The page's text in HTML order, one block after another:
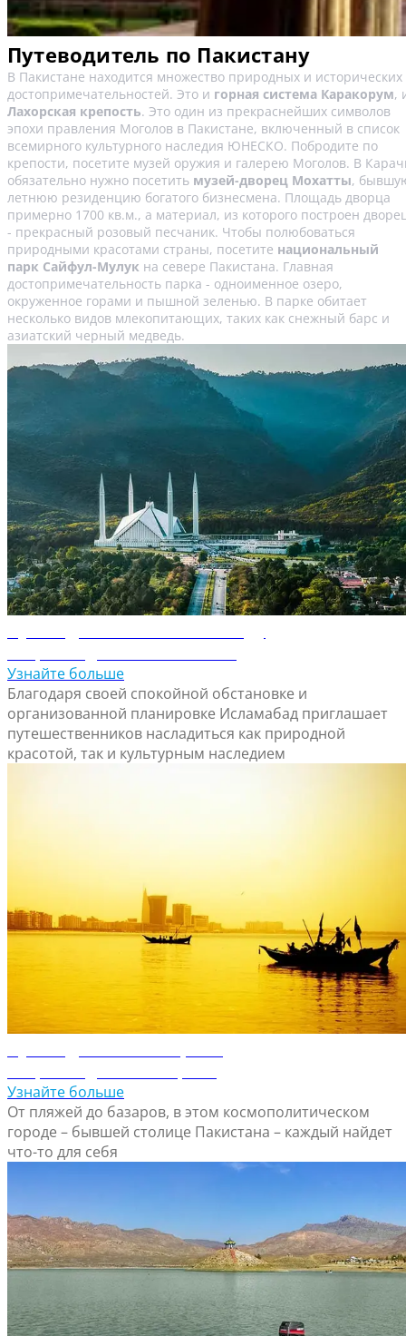
Путеводитель по Пакистану
В Пакистане находится множество природных и исторических
достопримечательностей. Это и горная система Каракорум,
Лахорская крепость. Это один из прекраснейших символов
эпохи правления Моголов в Пакистане, включенный в список
всемирного культурного наследия ЮНЕСКО. Побродите по
крепости, посетите музей оружия и галерею Моголов. В
обязательно нужно посетить музей-дворец Мохатты,
летнюю резиденцию богатого бизнесмена. Площадь дворца
примерно 1700 кв.м., а материал, из которого построен
- прекрасный розовый песчаник. Чтобы полюбоваться
природными красотами страны, посетите национальный
парк Сайфул-Мулук на севере Пакистана. Главная
достопримечательность парка - одноименное озеро,
окруженное горами и пышной зеленью. В парке обитает
несколько видов млекопитающих, таких как снежный барс и
азиатский черный медведь.
Узнайте больше
Благодаря своей спокойной обстановке и
организованной планировке Исламабад приглашает
путешественников насладиться как природной
красотой, так и культурным наследием
Узнайте больше
От пляжей до базаров, в этом космополитическом
городе – бывшей столице Пакистана – каждый найдет
что-то для себя